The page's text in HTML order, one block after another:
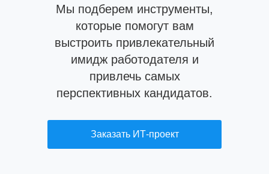
Мы подберем инструменты,
которые помогут вам
выстроить привлекательный
имидж работодателя и
привлечь самых
перспективных кандидатов.
Заказать ИТ-проект